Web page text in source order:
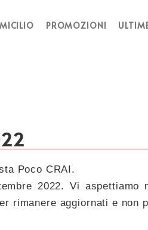
PROMOZIONI
Poco CRAI.
2022. Vi aspettiamo
rimanere aggiornati e non